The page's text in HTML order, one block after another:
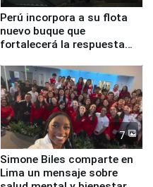
Perú incorpora a su flota
nuevo buque que
fortalecerá la respuesta
7
Simone Biles comparte en
Lima un mensaje sobre